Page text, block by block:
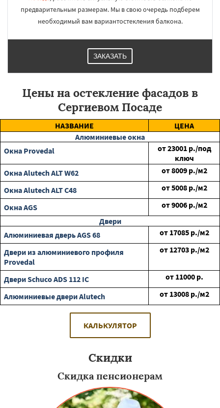
предварительным размерам. Мы в свою очередь подберем
необходимый вам вариантостекления балкона.
ЗАКАЗАТЬ
Цены на остекление фасадов в
Сергиевом Посаде
НАЗВАНИЕ
ЦЕНА
Алюминиевые окна
Окна Provedal
от23001 р./под
ключ
Окна Alutech ALT W62
от8009 р./м2
Окна Alutech ALT C48
от5008 р./м2
Окна AGS
от9006 р./м2
Двери
Алюминиевая дверь AGS 68
от 17085 р./м2
Двери из алюминиевого профиля
Provedal
от 12703 р./м2
Двери Schuco ADS 112 IC от 11000 р.
Алюминиевые двери Alutech
от 13008 р./м2
КАЛЬКУЛЯТОР
Скидки
Скидка пенсионерам